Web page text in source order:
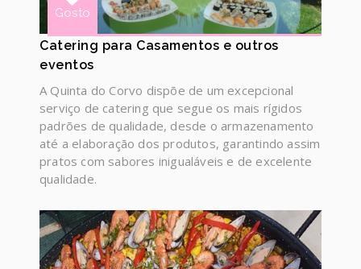
Gosto
Catering para Casamentos e outros
eventos
A Quinta do Corvo dispõe de um excepcional
serviço de catering que segue os mais rígidos
padrões de qualidade, desde o armazenamento
até a elaboração dos produtos, garantindo assim
pratos com sabores inigualáveis e de excelente
qualidade.
Clientes Felizes
Obrigado o salão estava lindo e o comer muito bom
e o meu obrigado especialmente para os
empregados.
mais clientes felizes
Clientes Felizes